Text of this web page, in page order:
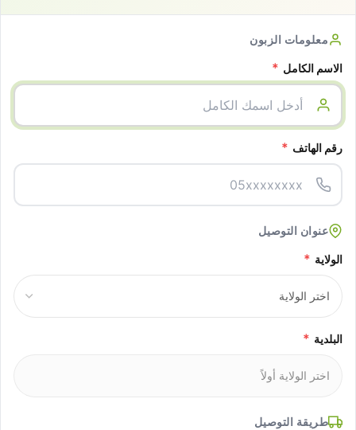
معلومات الزبون
الاسم الكامل *
رقم الهاتف *
عنوان التوصيل
الولاية *
البلدية *
طريقة التوصيل